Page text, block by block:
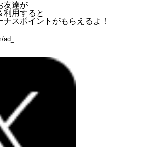
友達が
利用すると
ナスポイント がもらえるよ！